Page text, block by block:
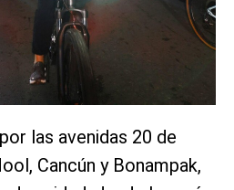
las avenidas 20 de
Cancún y Bonampak,